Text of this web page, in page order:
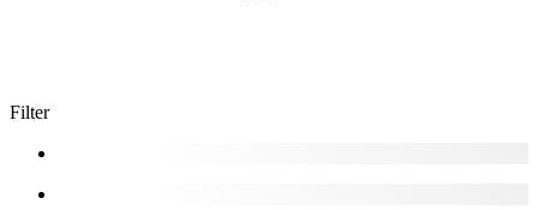
Filter